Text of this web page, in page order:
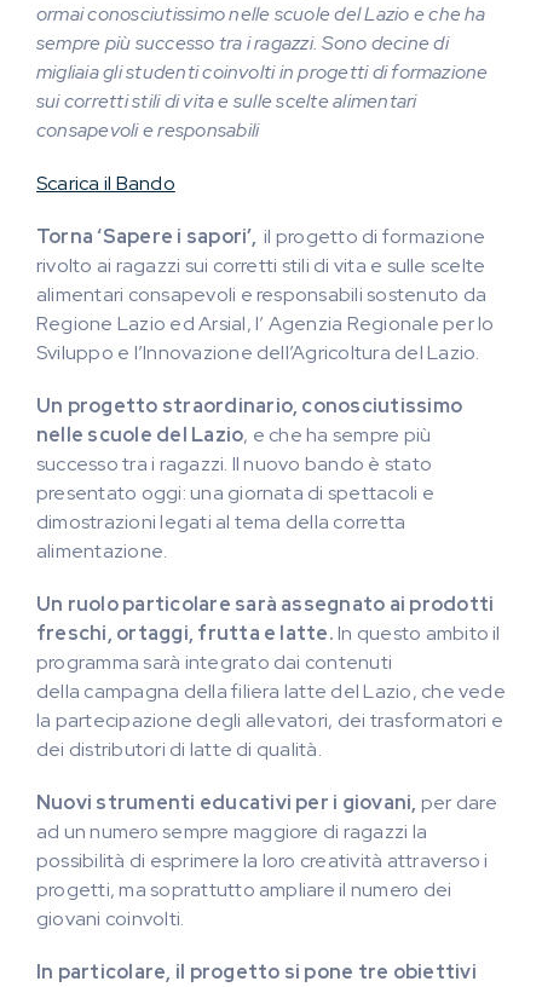
ormai conosciutissimo nelle scuole del Lazio e che ha
sempre più successo tra i ragazzi. Sono decine di
migliaia gli studenti coinvolti in progetti di formazione
sui corretti stili di vita e sulle scelte alimentari
consapevoli e responsabili
Scarica il Bando
Torna ‘Sapere i sapori’,il progetto di formazione
rivolto ai ragazzi sui corretti stili di vita e sulle scelte
alimentari consapevoli e responsabili sostenuto da
Regione Lazio ed Arsial, l’ Agenzia Regionale per lo
Sviluppo e l’Innovazione dell’Agricoltura del Lazio.
Un progetto straordinario, conosciutissimo
nelle scuole del Lazio, e che ha sempre più
successo tra i ragazzi. Il nuovo bando è stato
presentato oggi: una giornata di spettacoli e
dimostrazioni legati al tema della corretta
alimentazione.
Un ruolo particolare sarà assegnato ai prodotti
freschi, ortaggi, frutta e latte.In questo ambito il
programma sarà integrato dai contenuti
della campagna della filiera latte del Lazio, che vede
la partecipazione degli allevatori, dei trasformatori e
dei distributori di latte di qualità.
Nuovi strumenti educativi per i giovani, per dare
ad un numero sempre maggiore di ragazzi la
possibilità di esprimere la loro creatività attraverso i
progetti, ma soprattutto ampliare il numero dei
giovani coinvolti.
In particolare, il progetto si pone tre obiettivi